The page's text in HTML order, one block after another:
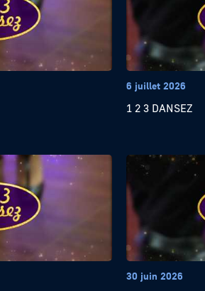
6 juillet 2026
1 2 3 DANSEZ
30 juin 2026